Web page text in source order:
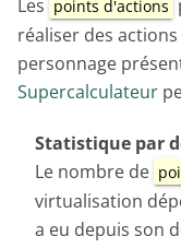
Les points d'actions
réaliser des
personnage
Supercalculateur
Statistique par
Le nombre de
virtualisation
a eu depuis son